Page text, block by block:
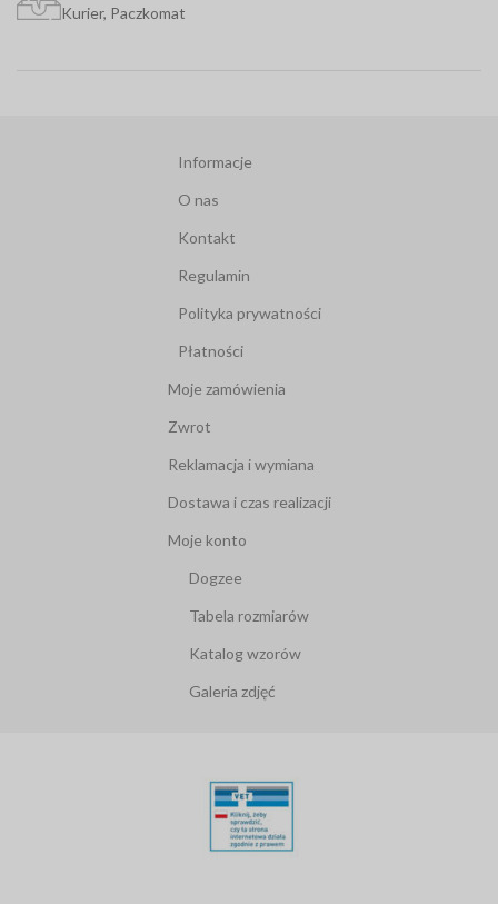
Kurier, Paczkomat
Informacje
O nas
Kontakt
Regulamin
Polityka prywatności
Płatności
Moje zamówienia
Zwrot
Reklamacja i wymiana
Dostawa i czas realizacji
Moje konto
Dogzee
Tabela rozmiarów
Katalog wzorów
Galeria zdjęć